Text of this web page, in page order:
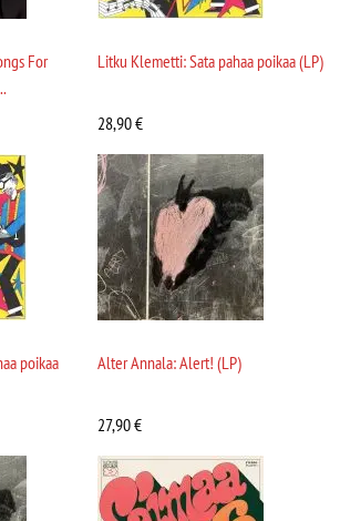
For
Litku Klemetti: Sata pahaa poikaa (LP)
28,90€
poikaa
Alter Annala: Alert! (LP)
27,90€